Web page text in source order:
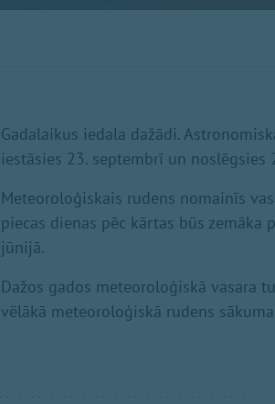
Gadalaikus iedala dažādi.
iestāsies 23. septembrī un noslēgsies
Meteoroloģiskais rudens nomainīs
piecas dienas pēc kārtas būs zemāka
jūnijā.
Dažos gados meteoroloģiskā vasara
vēlākā meteoroloģiskā rudens